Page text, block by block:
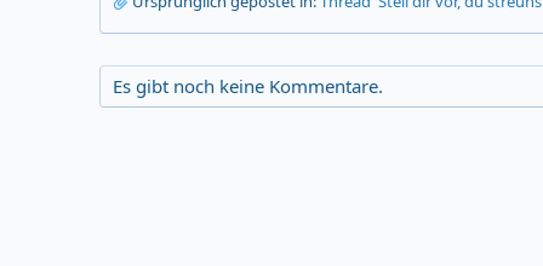
Es gibt noch keine Kommentare.